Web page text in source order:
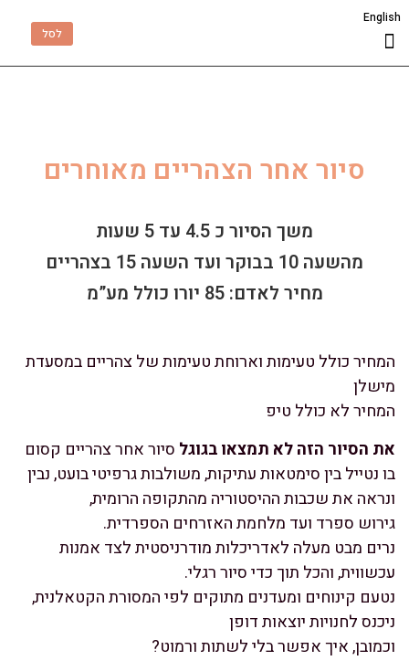
English
לסל
סיור אחר הצהריים מאוחרים
משך הסיור כ 4.5 עד 5 שעות
מהשעה 10 בבוקר ועד השעה 15 בצהריים
מחיר לאדם: 85 יורו כולל מע”מ
המחיר כולל טעימות וארוחת טעימות של צהריים במסעדת
מישלן
המחיר לא כולל טיפ
את הסיור הזה לא תמצאו בגוגל סיור אחר צהריים קסום
בו נטייל בין סימטאות עתיקות, משולבות גרפיטי בועט, נבין
ונראה את שכבות ההיסטוריה מהתקופה הרומית,
גירוש ספרד ועד מלחמת האזרחים הספרדית.
נרים מבט מעלה לאדריכלות מודרניסטית לצד אמנות
עכשווית, והכל תוך כדי סיור רגלי.
נטעם קינוחים ומעדנים מתוקים לפי המסורת הקטאלנית,
ניכנס לחנויות יוצאות דופן
וכמובן, איך אפשר בלי לשתות ורמוט?